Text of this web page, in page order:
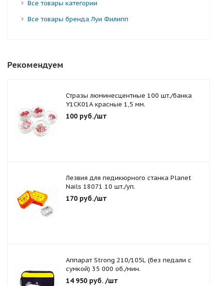
Все товары категории
Все товары бренда Луи Филипп
Рекомендуем
Стразы люминесцентные 100 шт./банка
Y1CK01A красные 1,5 мм.
100 руб./шт
Лезвия для педикюрного станка Planet
Nails 18071 10 шт./уп.
170 руб./шт
Аппарат Strong 210/105L (без педали с
сумкой) 35 000 об./мин.
14 950 руб. /шт